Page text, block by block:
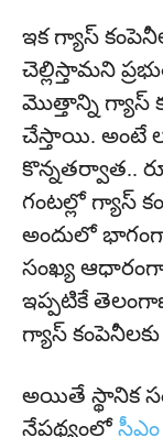
ఇక గ్యాస్
చెల్లిస్తామని
మొత్తాన్ని గ్యాస్
చేస్తాయి. అంటే
కొన్నతర్వాత..
గంటల్లో గ్యాస్
అందులో
సంఖ్య ఆధారంగా
ఇప్పటికే
గ్యాస్
అయితే స్థానిక
నేపథ్యంలోసీఎం